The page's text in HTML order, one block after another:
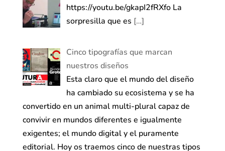
https://youtu.be/gkapI2fRXfo La
sorpresilla que es […]
Cinco tipografías que marcan
nuestros diseños
Esta claro que el mundo del diseño
ha cambiado su ecosistema y se ha
convertido en un animal multi-plural capaz de
convivir en mundos diferentes e igualmente
exigentes; el mundo digital y el puramente
editorial. Hoy os traemos cinco de nuestras tipos